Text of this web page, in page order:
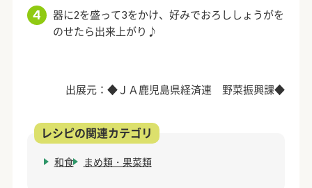
器に2を盛って3をかけ、好みでおろししょうがを
のせたら出来上がり♪
出展元：◆ＪＡ鹿児島県経済連 野菜振興課◆
和食 まめ類・果菜類